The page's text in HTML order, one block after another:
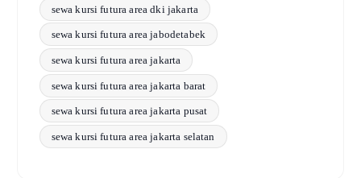
sewa kursi futura area dki jakarta
sewa kursi futura area jabodetabek
sewa kursi futura area jakarta
sewa kursi futura area jakarta barat
sewa kursi futura area jakarta pusat
sewa kursi futura area jakarta selatan